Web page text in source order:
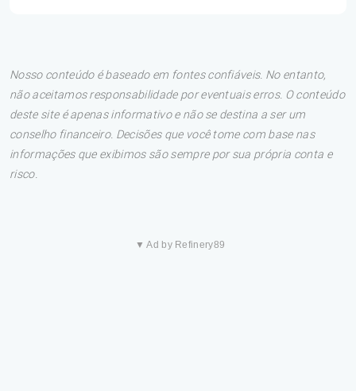
Nosso conteúdo é baseado em fontes confiáveis. No entanto,
não aceitamos responsabilidade por eventuais erros. O conteúdo
deste site é apenas informativo e não se destina a ser um
conselho financeiro. Decisões que você tome com base nas
informações que exibimos são sempre por sua própria conta e
risco.
▼ Ad by Refinery89